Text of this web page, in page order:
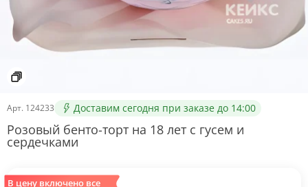
Арт. 124233 Доставим сегодня при заказе до 14:00
Розовый бенто-торт на 18 лет с гусем и
сердечками
В цену включено все